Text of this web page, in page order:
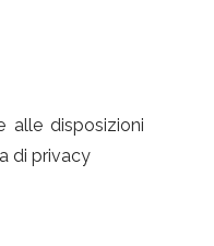
alle disposizioni
di privacy